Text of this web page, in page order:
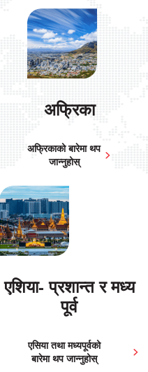
अफ्रिका
अफ्रिकाको बारेमा थप
जान्नुहोस्
एशिया- प्रशान्त र मध्य
पूर्व
एसिया तथा मध्यपूर्वको
बारेमा थप जान्नुहोस्